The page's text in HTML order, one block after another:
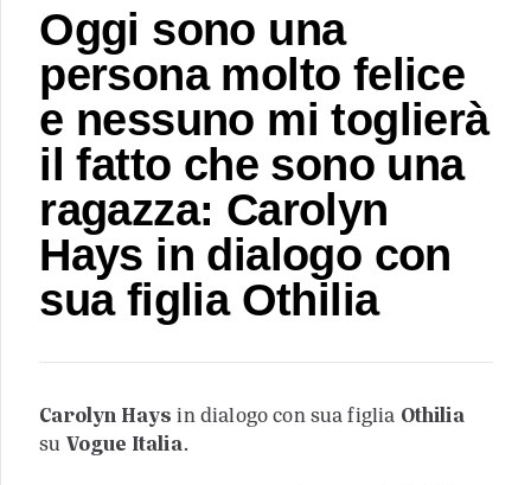
Oggi sono una
persona molto felice
e nessuno mi toglierà
il fatto che sono una
ragazza: Carolyn
Hays in dialogo con
sua figlia Othilia
Carolyn Hays in dialogo con sua figlia Othilia
su Vogue Italia.